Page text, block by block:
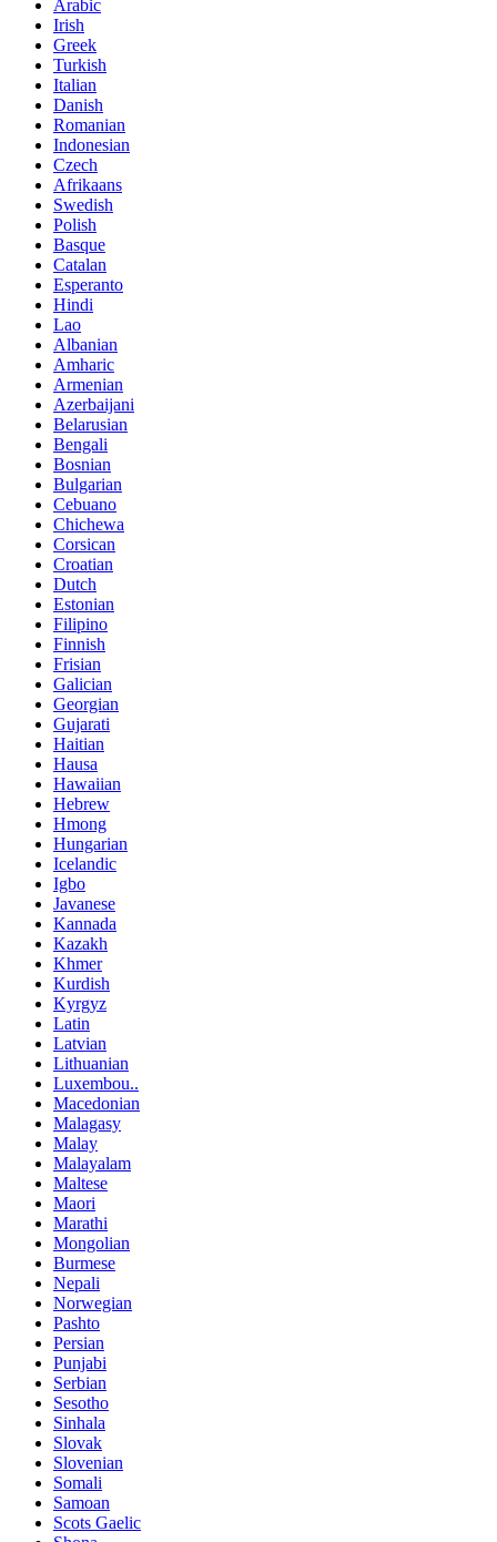
Arabic
Irish
Greek
Turkish
Italian
Danish
Romanian
Indonesian
Czech
Afrikaans
Swedish
Polish
Basque
Catalan
Esperanto
Hindi
Lao
Albanian
Amharic
Armenian
Azerbaijani
Belarusian
Bengali
Bosnian
Bulgarian
Cebuano
Chichewa
Corsican
Croatian
Dutch
Estonian
Filipino
Finnish
Frisian
Galician
Georgian
Gujarati
Haitian
Hausa
Hawaiian
Hebrew
Hmong
Hungarian
Icelandic
Igbo
Javanese
Kannada
Kazakh
Khmer
Kurdish
Kyrgyz
Latin
Latvian
Lithuanian
Luxembou..
Macedonian
Malagasy
Malay
Malayalam
Maltese
Maori
Marathi
Mongolian
Burmese
Nepali
Norwegian
Pashto
Persian
Punjabi
Serbian
Sesotho
Sinhala
Slovak
Slovenian
Somali
Samoan
Scots Gaelic